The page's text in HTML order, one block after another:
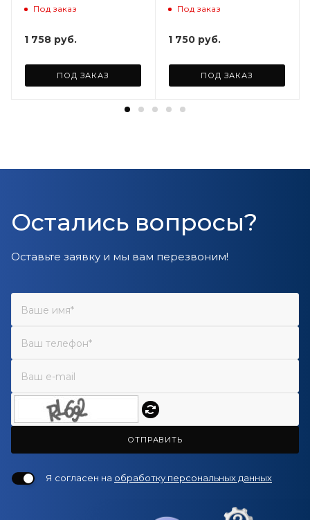
(Светло-бежевый)
Под заказ
1 758 руб.
ПОД ЗАКАЗ
ARD258086
Под заказ
1 750 руб.
ПОД ЗАКАЗ
Остались вопросы?
Оставьте заявку и мы вам перезвоним!
ОТПРАВИТЬ
Я согласен на обработку персональных данных